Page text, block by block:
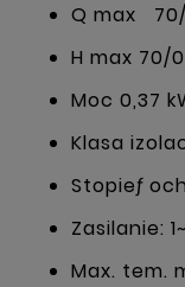
Q max
H max 70/
Moc 0,37
Klasa
Stopieƒ
Zasilanie:
Max. tem.